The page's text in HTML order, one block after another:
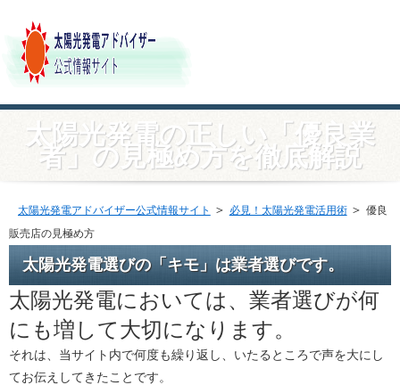
太陽光発電の正しい「優良業
者」の見極め方を徹底解説
太陽光発電アドバイザー公式情報サイト ＞ 必見！太陽光発電活用術 ＞ 優良
販売店の見極め方
太陽光発電選びの「キモ」は業者選びです。
太陽光発電においては、業者選びが何
にも増して大切になります。
それは、当サイト内で何度も繰り返し、いたるところで声を大にし
てお伝えしてきたことです。